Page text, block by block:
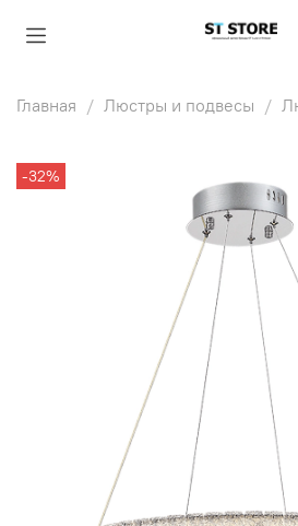
Главная Люстры и подвесы
-32%